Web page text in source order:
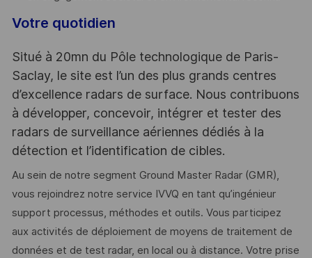
Votre quotidien
Situé à 20mn du Pôle technologique de Paris-
Saclay, le site est l’un des plus grands centres
d’excellence radars de surface. Nous contribuons
à développer, concevoir, intégrer et tester des
radars de surveillance aériennes dédiés à la
détection et l’identification de cibles.
Au sein de notre segment Ground Master Radar (GMR),
vous rejoindrez notre service IVVQ en tant qu’ingénieur
support processus, méthodes et outils. Vous participez
aux activités de déploiement de moyens de traitement de
données et de test radar, en local ou à distance. Votre prise